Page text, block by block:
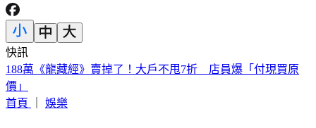
快訊
遠見天下創辦人高希均90歲辭世！「長壽5秘訣」曝 醫生也
認同
首頁
娛樂